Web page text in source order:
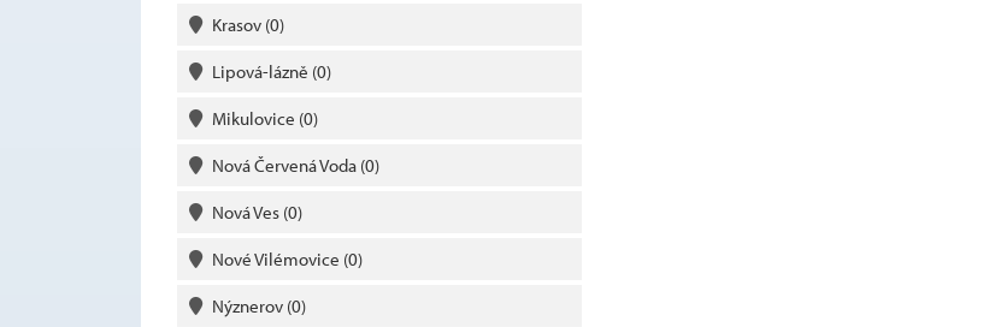
Krasov (0)
Lipová-lázně (0)
Mikulovice (0)
Nová Červená Voda (0)
Nová Ves (0)
Nové Vilémovice (0)
Nýznerov (0)